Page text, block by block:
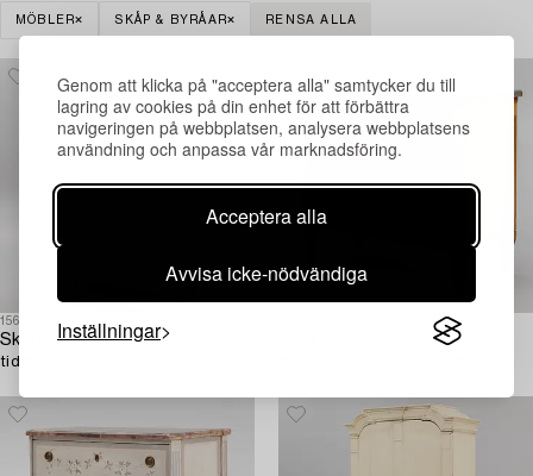
Genom att klicka på "acceptera alla" samtycker du till
lagring av cookies på din enhet för att förbättra
navigeringen på webbplatsen, analysera webbplatsens
användning och anpassa vår marknadsföring.
Acceptera alla
Avvisa icke-nödvändiga
Inställningar
MÖBLER SKÅP & BYRÅAR RENSA ALLA
1566084
Skåp,
tidigt 1800-tal, Sengustavianskt.